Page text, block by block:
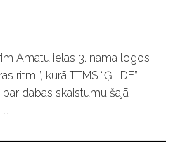
Amatu ielas 3. nama logos
ritmi”, kurā TTMS “ĢILDE”
dabas skaistumu šajā